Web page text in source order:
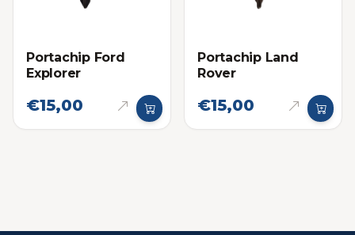
Portachip Ford
Explorer
€15,00
Portachip Land
Rover
€15,00